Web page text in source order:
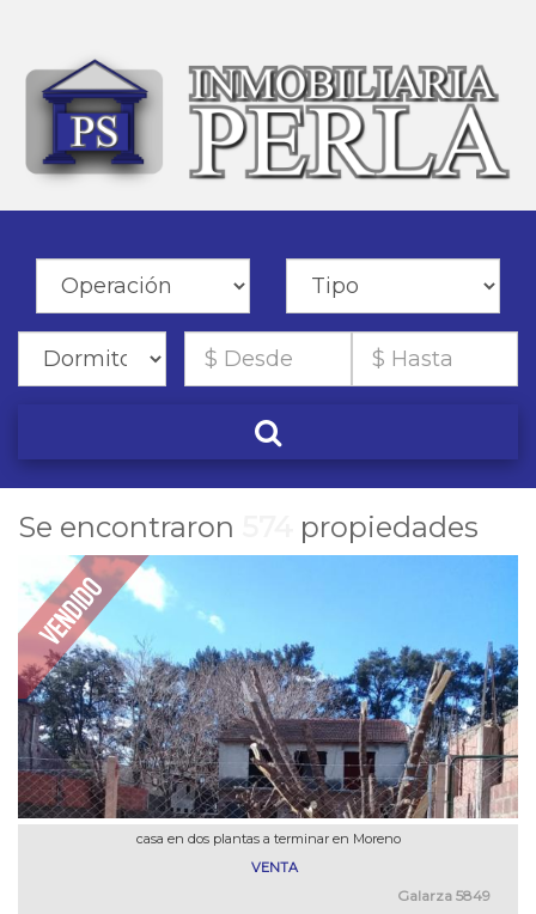
Se encontraron propiedades
casa en dos plantas a terminar en Moreno
VENTA
Galarza 5849